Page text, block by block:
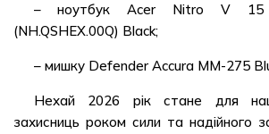
– ноутбук Acer Nitro V 15
(NH.QSHEX.00Q) Black;
– мишку Defender Accura MM-275
Нехай 2026 рік стане для
захисниць роком сили та надійного